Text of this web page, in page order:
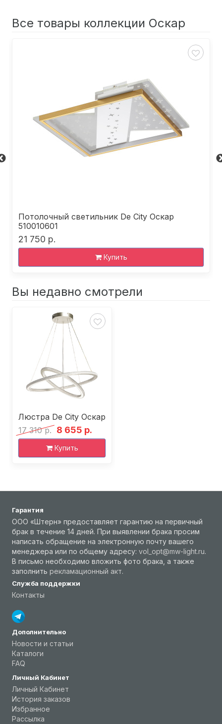
Все товары коллекции Оскар
Потолочный светильник De City Оскар
510010601
21 750 р.
Купить
Вы недавно смотрели
Люстра De City Оскар
17 310 р. 8 655 р.
Купить
Гарантия
ООО «Штерн» предоставляет гарантию на первичный
брак в течение 14 дней. При выявлении брака просим
написать обращение на электронную почту вашего
менеджера или по общему адресу: vol_opt@mw-light.ru.
В письмо необходимо вложить фото брака, а также
заполнить рекламационный акт.
Служба поддержки
Контакты
Дополнительно
Новости и статьи
Каталоги
FAQ
Личный Кабинет
Личный Кабинет
История заказов
Избранное
Рассылка